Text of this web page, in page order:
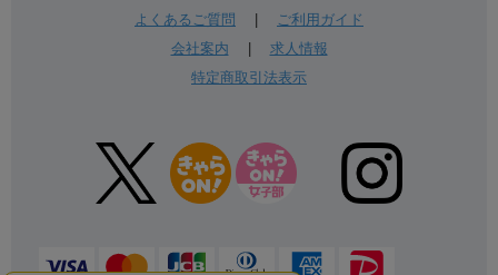
よくあるご質問
ご利用ガイド
会社案内
求人情報
特定商取引法表示